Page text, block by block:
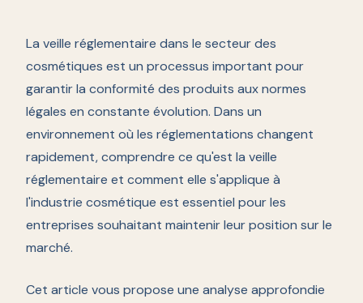
La veille réglementaire dans le secteur des
cosmétiques est un processus important pour
garantir la conformité des produits aux normes
légales en constante évolution. Dans un
environnement où les réglementations changent
rapidement, comprendre ce qu'est la veille
réglementaire et comment elle s'applique à
l'industrie cosmétique est essentiel pour les
entreprises souhaitant maintenir leur position sur le
marché.
Cet article vous propose une analyse approfondie